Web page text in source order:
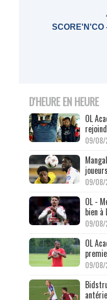
SCORE'N'CO
D'HEURE EN HEURE
OL
09/08/
09/08/
OL -
bien à
09/08/
OL
09/08/